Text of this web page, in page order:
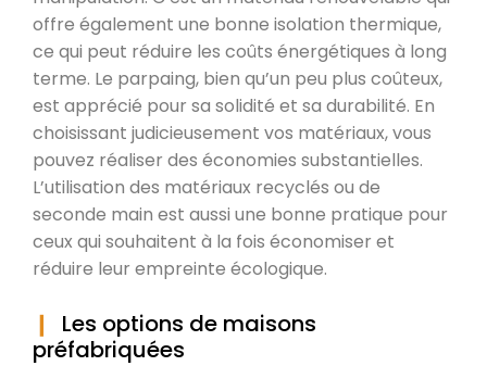
offre également une bonne isolation thermique,
ce qui peut réduire les coûts énergétiques à long
terme. Le parpaing, bien qu’un peu plus coûteux,
est apprécié pour sa solidité et sa durabilité. En
choisissant judicieusement vos matériaux, vous
pouvez réaliser des économies substantielles.
L’utilisation des matériaux recyclés ou de
seconde main est aussi une bonne pratique pour
ceux qui souhaitent à la fois économiser et
réduire leur empreinte écologique.
Les options de maisons
préfabriquées